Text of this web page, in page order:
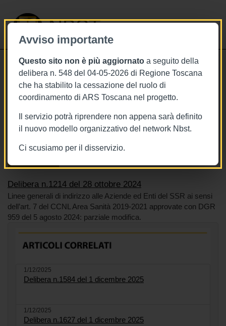
Avviso importante
Questo sito non è più aggiornato a seguito della
delibera n. 548 del 04-05-2026 di Regione Toscana
che ha stabilito la cessazione del ruolo di
coordinamento di ARS Toscana nel progetto.
Il servizio potrà riprendere non appena sarà definito
il nuovo modello organizzativo del network Nbst.
Ci scusiamo per il disservizio.
NBST
28/10/2024
Delibera n.1214 del 28 ottobre 2024
Tags Toscana
BURT Bollettino della regione toscana
Sistema sanitario
Delibera n.1214 del 28 ottobre 2024
Linee generali di indirizzo alle Aziende ed Enti del SSR ai sensi
dell’art. 7 del CCNL Area Sanità 2019-2021 approvate con DGR
959 del 5 agosto 2024: parziale modifica.
1/12/2025
Delibera n.1584 del 1 dicembre 2025
1/12/2025
Delibera n.1627 del 1 dicembre 2025